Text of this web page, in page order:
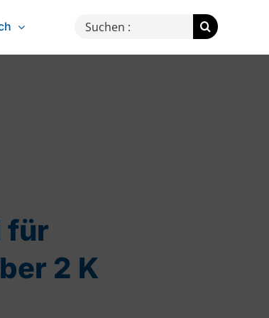
Suche
für
2 K